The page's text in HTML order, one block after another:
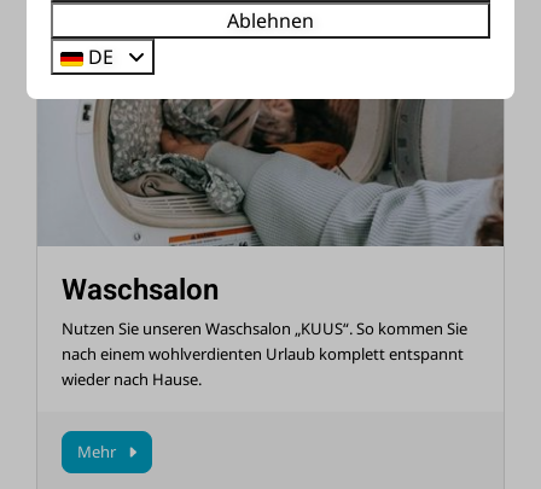
Im Park
Waschsalon
Nutzen Sie unseren Waschsalon „KUUS“. So kommen Sie
nach einem wohlverdienten Urlaub komplett entspannt
wieder nach Hause.
Mehr
Ablehnen
DE